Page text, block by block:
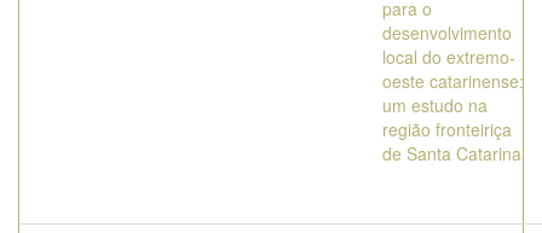
para o
desenvolvimento
local do extremo-
oeste catarinense:
um estudo na
região fronteiriça
de Santa Catarina